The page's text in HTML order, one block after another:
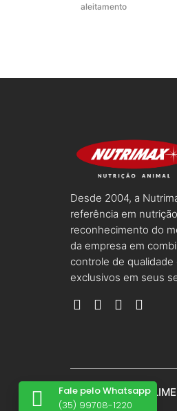
aleitamento
Fale pelo Whatsapp
(35) 99708-1220
Desde 2004, a
referência em
reconhecimento do
da empresa em
controle de qualidade
exclusivos em seus
NUTRIALFA